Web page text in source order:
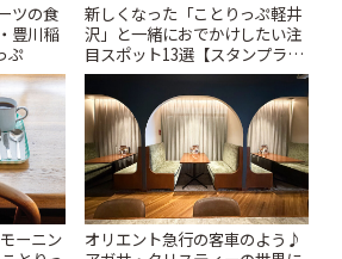
ツの食
豊川稲
ぷ
新しくなった「ことりっぷ軽井
沢」と一緒におでかけしたい注
目スポット13選【スタンプラリ
ー開催中】 | ことりっぷ
ーニン
オリエント急行の客車のよう♪